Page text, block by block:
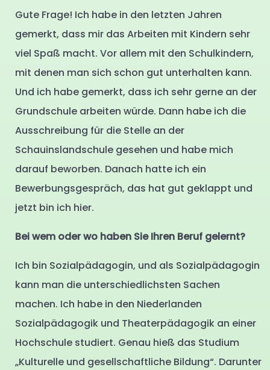
Gute Frage! Ich habe in den letzten Jahren
gemerkt, dass mir das Arbeiten mit Kindern sehr
viel Spaß macht. Vor allem mit den Schulkindern,
mit denen man sich schon gut unterhalten kann.
Und ich habe gemerkt, dass ich sehr gerne an der
Grundschule arbeiten würde. Dann habe ich die
Ausschreibung für die Stelle an der
Schauinslandschule gesehen und habe mich
darauf beworben. Danach hatte ich ein
Bewerbungsgespräch, das hat gut geklappt und
jetzt bin ich hier.
Bei wem oder wo haben Sie Ihren Beruf gelernt?
Ich bin Sozialpädagogin, und als Sozialpädagogin
kann man die unterschiedlichsten Sachen
machen. Ich habe in den Niederlanden
Sozialpädagogik und Theaterpädagogik an einer
Hochschule studiert. Genau hieß das Studium
„Kulturelle und gesellschaftliche Bildung“. Darunter